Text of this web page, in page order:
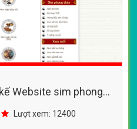
Website sim phong
- VietWebGroup.Vn
Lượt xem: 12400